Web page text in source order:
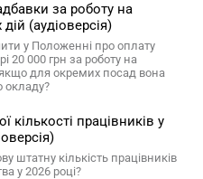
за роботу на
(аудіоверсія)
у Положенні про оплату
20 000 грн за роботу на
для окремих посад вона
окладу?
кількості працівників у
штатну кількість працівників
у 2026 році?